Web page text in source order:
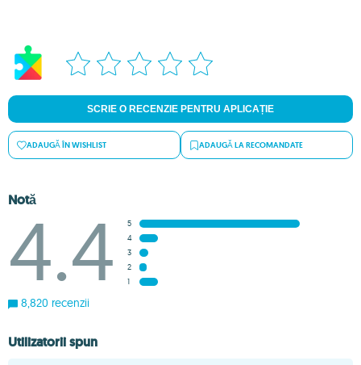
SCRIE O RECENZIE PENTRU APLICAȚIE
ADAUGĂ ÎN WISHLIST ADAUGĂ LA RECOMANDATE
Notă
4.4
5
4
3
2
1
8,820 recenzii
Utilizatorii spun